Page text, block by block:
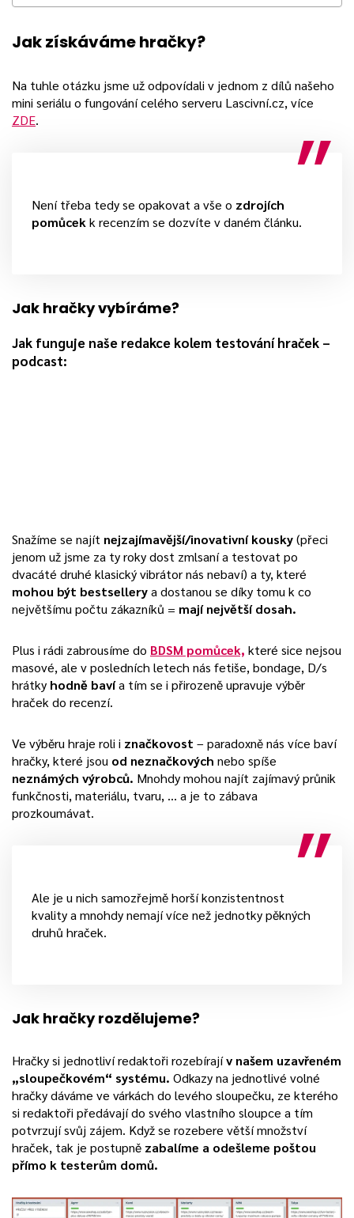
Jak získáváme hračky?
Na tuhle otázku jsme už odpovídali v jednom z dílů našeho
mini seriálu o fungování celého serveru Lascivní.cz, více
ZDE.
Není třeba tedy se opakovat a vše o zdrojích
pomůcek k recenzím se dozvíte v daném článku.
Jak hračky vybíráme?
Jak funguje naše redakce kolem testování hraček –
podcast:
Snažíme se najít nejzajímavější/inovativní kousky(přeci
jenom už jsme za ty roky dost zmlsaní a testovat po
dvacáté druhé klasický vibrátor nás nebaví) a ty, které
mohou být bestsellerya dostanou se díky tomu k co
největšímu počtu zákazníků = mají největší dosah.
Plus i rádi zabrousíme do BDSM pomůcek, které sice nejsou
masové, ale v posledních letech nás fetiše, bondage, D/s
hrátky hodně bavía tím se i přirozeně upravuje výběr
hraček do recenzí.
Ve výběru hraje roli i značkovost – paradoxně nás více baví
hračky, které jsou od neznačkových nebo spíše
neznámých výrobců. Mnohdy mohou najít zajímavý průnik
funkčnosti, materiálu, tvaru, … a je to zábava
prozkoumávat.
Ale je u nich samozřejmě horší konzistentnost
kvality a mnohdy nemají více než jednotky pěkných
druhů hraček.
Jak hračky rozdělujeme?
Hračky si jednotliví redaktoři rozebírajív našem uzavřeném
„sloupečkovém“ systému. Odkazy na jednotlivé volné
hračky dáváme ve várkách do levého sloupečku, ze kterého
si redaktoři předávají do svého vlastního sloupce a tím
potvrzují svůj zájem. Když se rozebere větší množství
hraček, tak je postupně zabalíme a odešleme poštou
přímo k testerům domů.